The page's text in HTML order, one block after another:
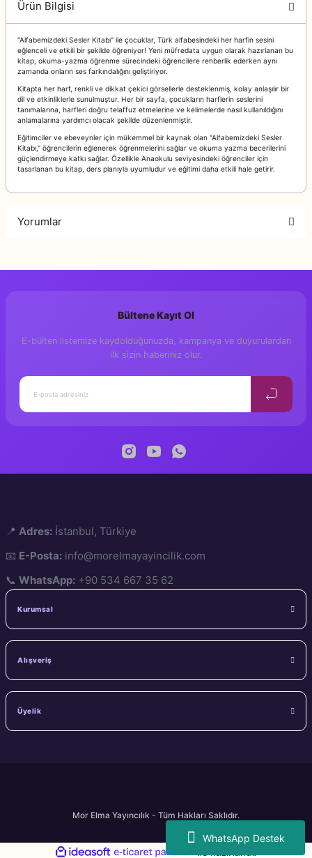
WhatsApp Destek
Ürün Bilgisi
"Alfabemizdeki Sesler Kitabı" ile çocuklar, Türk alfabesindeki her harfin sesini
eğlenceli ve etkili bir şekilde öğreniyor! Yeni müfredata uygun olarak hazırlanan bu
kitap, okuma-yazma öğrenme sürecindeki öğrencilere rehberlik ederken aynı
zamanda onların ses farkındalığını geliştiriyor.
Kitapta her harf, renkli ve dikkat çekici görsellerle desteklenmiş, kolay anlaşılır bir
dil ve etkinliklerle sunulmuştur. Her bir sayfa, çocukların harflerin seslerini
tanımalarına, harfleri doğru telaffuz etmelerine ve kelimelerde nasıl kullanıldığını
anlamalarına yardımcı olacak şekilde düzenlenmiştir.
Eğitimciler ve ebeveynler için mükemmel bir kaynak olan "Alfabemizdeki Sesler
Kitabı," öğrencilerin eğlenerek öğrenmelerini sağlar ve okuma yazma becerilerini
güçlendirmeye katkı sağlar. Özellikle Anaokulu seviyesindeki öğrenciler için
tasarlanan bu kitap, ders planıyla uyumludur ve eğitimi daha etkili hale getirir.
Yorumlar
Yorum Yaz
Bültene Kayıt Ol
E-bülten listemize kaydolduğunuzda, kampanya ve duyurulardan
ilk sizin haberiniz olur.
📍 Adres: İstanbul, Türkiye
📧 E-Posta: info@morelmayayincilik.com
📞 WhatsApp: +90 534 667 35 62
Kurumsal
Alışveriş
Üyelik
Mor Elma Yayıncılık - Tüm Hakları Saklıdır.
ideasoft